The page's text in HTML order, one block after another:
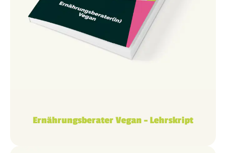
Ernährungsberater Vegan – Lehrskript